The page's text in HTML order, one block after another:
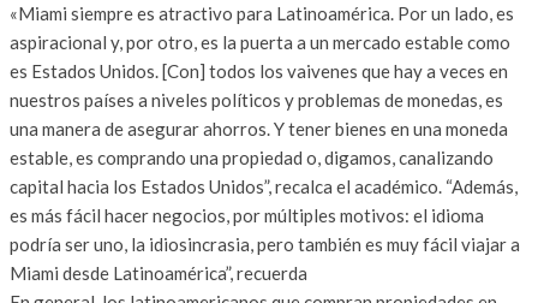
«Miami siempre es atractivo para Latinoamérica. Por un lado, es
aspiracional y, por otro, es la puerta a un mercado estable como
es Estados Unidos. [Con] todos los vaivenes que hay a veces en
nuestros países a niveles políticos y problemas de monedas, es
una manera de asegurar ahorros. Y tener bienes en una moneda
estable, es comprando una propiedad o, digamos, canalizando
capital hacia los Estados Unidos”, recalca el académico. “Además,
es más fácil hacer negocios, por múltiples motivos: el idioma
podría ser uno, la idiosincrasia, pero también es muy fácil viajar a
Miami desde Latinoamérica”, recuerda